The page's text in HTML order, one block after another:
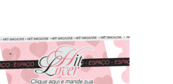
Coletiva de Imprensa
Drama? HIT!